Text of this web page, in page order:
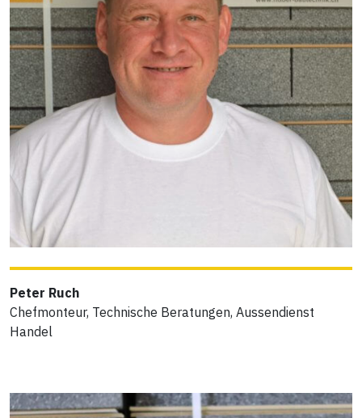
Peter Ruch
Chefmonteur, Technische Beratungen, Aussendienst
Handel